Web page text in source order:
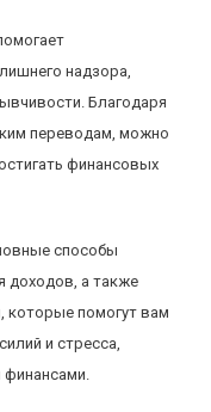
надзора,
Благодаря
переводам, можно
финансовых
способы
доходов, а также
которые помогут вам
и стресса,
финансами.